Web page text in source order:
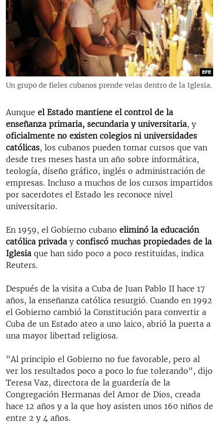
Un grupo de fieles cubanos prende velas dentro de la Iglesia.
Aunque el Estado mantiene el control de la
enseñanza primaria, secundaria y universitaria, y
oficialmente no existen colegios ni universidades
católicas, los cubanos pueden tomar cursos que van
desde tres meses hasta un año sobre informática,
teología, diseño gráfico, inglés o administración de
empresas. Incluso a muchos de los cursos impartidos
por sacerdotes el Estado les reconoce nivel
universitario.
En 1959, el Gobierno cubano eliminó la educación
católica privada y confiscó muchas propiedades de la
Iglesia que han sido poco a poco restituidas, indica
Reuters.
Después de la visita a Cuba de Juan Pablo II hace 17
años, la enseñanza católica resurgió. Cuando en 1992
el Gobierno cambió la Constitución para convertir a
Cuba de un Estado ateo a uno laico, abrió la puerta a
una mayor libertad religiosa.
"Al principio el Gobierno no fue favorable, pero al
ver los resultados poco a poco lo fue tolerando", dijo
Teresa Vaz, directora de la guardería de la
Congregación Hermanas del Amor de Dios, creada
hace 12 años y a la que hoy asisten unos 160 niños de
entre 2 y 4 años.